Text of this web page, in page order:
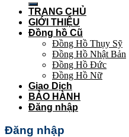
TRANG CHỦ
GIỚI THIỆU
Đồng hồ Cũ
Đồng Hồ Thụy Sỹ
Đồng Hồ Nhật Bản
Đồng Hồ Đức
Đồng Hồ Nữ
Giao Dịch
BẢO HÀNH
Đăng nhập
Đăng nhập